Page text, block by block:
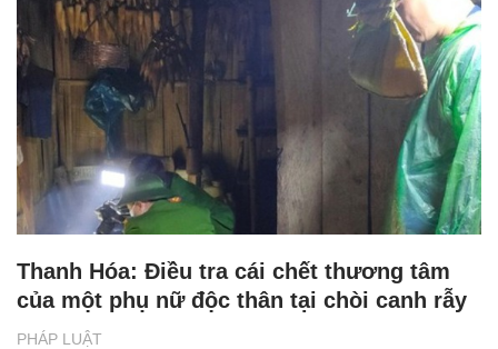
PHÁP LUẬT
Thanh Hóa: Điều tra cái chết thương tâm
của một phụ nữ độc thân tại chòi canh rẫy